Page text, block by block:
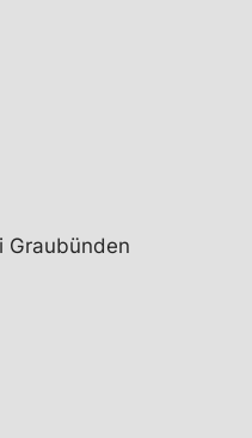
Graubünden